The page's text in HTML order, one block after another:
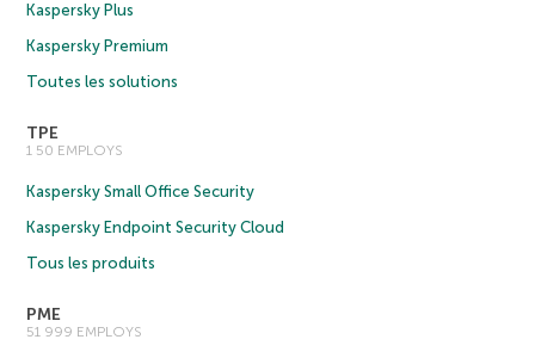
Kaspersky Plus
Kaspersky Premium
Toutes les solutions
TPE
1 50 EMPLOYS
Kaspersky Small Office Security
Kaspersky Endpoint Security Cloud
Tous les produits
PME
51 999 EMPLOYS